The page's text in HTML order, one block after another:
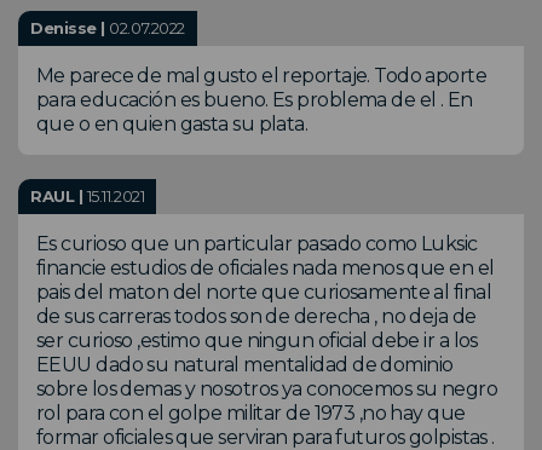
Denisse | 02.07.2022
Me parece de mal gusto el reportaje. Todo aporte
para educación es bueno. Es problema de el . En
que o en quien gasta su plata.
RAUL | 15.11.2021
Es curioso que un particular pasado como Luksic
financie estudios de oficiales nada menos que en el
pais del maton del norte que curiosamente al final
de sus carreras todos son de derecha , no deja de
ser curioso ,estimo que ningun oficial debe ir a los
EEUU dado su natural mentalidad de dominio
sobre los demas y nosotros ya conocemos su negro
rol para con el golpe militar de 1973 ,no hay que
formar oficiales que serviran para futuros golpistas .